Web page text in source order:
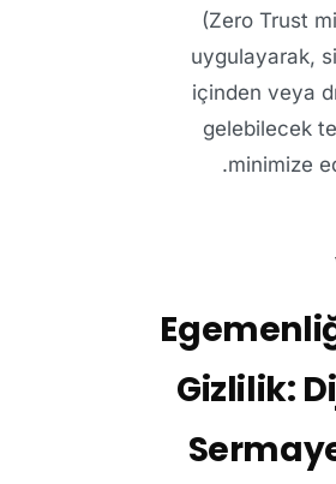
(Zero Trust
uygulayarak,
içinden veya
gelebilecek
minimize
Gizlilik: